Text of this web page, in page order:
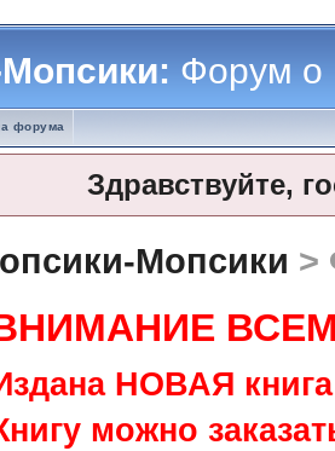
Мопсики:Форум о
форума
Здравствуйте,
Мопсики >
НОВАЯ
можно